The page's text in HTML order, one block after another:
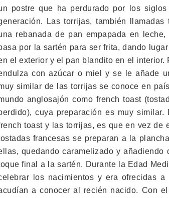
postre que ha perdurado por los
Las torrijas, también
rebanada de pan empapada en
por la sartén para ser frita, dando
el exterior y el pan blandito en el interior.
con azúcar o miel y se le añade
similar de las torrijas se conoce en
anglosajón como french toast
cuya preparación es muy
toast y las torrijas, es que en vez de
francesas se preparan a la
quedando caramelizado y añadiendo
final a la sartén. Durante la Edad
los nacimientos y era ofrecidas
a conocer al recién nacido. Con